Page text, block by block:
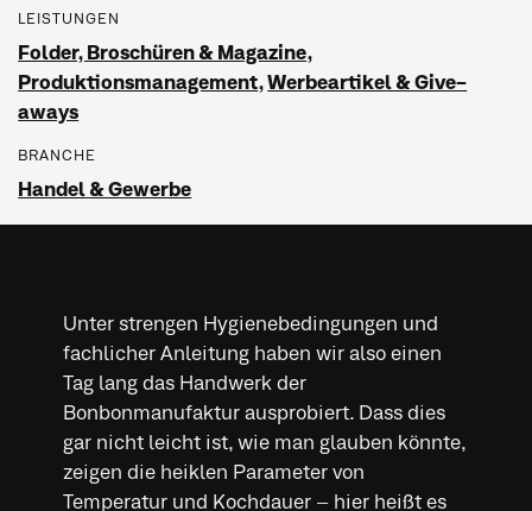
LEISTUNGEN
Folder, Broschüren & Magazine,
Produktionsmanagement,Werbeartikel & Give-
aways
BRANCHE
Handel & Gewerbe
Unter strengen Hygienebedingungen und
fachlicher Anleitung haben wir also einen
Tag lang das Handwerk der
Bonbonmanufaktur ausprobiert. Dass dies
gar nicht leicht ist, wie man glauben könnte,
zeigen die heiklen Parameter von
Temperatur und Kochdauer – hier heißt es